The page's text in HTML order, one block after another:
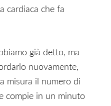
cardiaca che fa
già detto, ma
nuovamente,
misura il numero di
compie in un minuto